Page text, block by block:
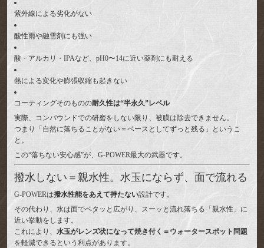
紫外線による劣化がない
酸性雨や融雪剤にも強い
酸・アルカリ・IPAなど、pH0〜14に近い薬剤にも耐える
熱による変化や膨張収縮も起きない
コーティングそのものの耐久性は“半永久”レベル
実際、コンパウンドでの研磨をしない限り、被膜は除去できません。
つまり「自然に落ちることがない＝ベースとしてずっと残る」というこ
と。
この“落ちない安心感”が、G-POWER最大の武器です。
撥水しない＝親水性。水玉にならず、面で流れる
G-POWERは撥水性能をあえて持たない設計です。
その代わり、水は面でベタッと広がり、スーッと流れ落ちる「親水性」に
近い挙動をします。
これにより、 水玉がレンズ状になって焼き付く＝ウォータースポット問題
を軽減できるという利点があります。